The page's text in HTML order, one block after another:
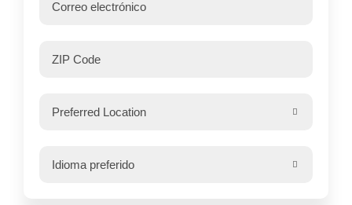

